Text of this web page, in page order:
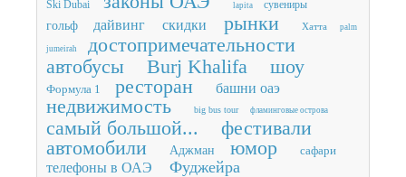
Ski Dubai lapita сувениры
гольф дайвинг скидки рынки Хатта palm
jumeirah
достопримечательности
автобусы
Burj Khalifa шоу
Формула 1 ресторан башни оаэ
недвижимость big bus tour фламинговые острова
самый большой...
фестивали
автомобили
Аджман юмор сафари
телефоны в ОАЭ Фуджейра